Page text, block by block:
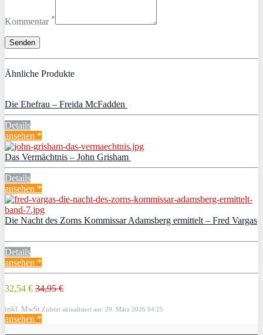
Kommentar *
Ähnliche Produkte
Die Ehefrau – Freida McFadden
Details
ansehen *
Das Vermächtnis – John Grisham
Details
ansehen *
Die Nacht des Zorns Kommissar Adamsberg ermittelt – Fred Vargas
Details
ansehen *
32,54 € 34,95 €
inkl. MwSt. Zuletzt aktualisiert am: 29. März 2026 04:25
ansehen *